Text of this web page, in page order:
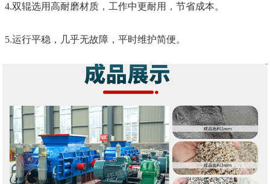
4.双辊选用高耐磨材质，工作中更耐用，节省成本。
5.运行平稳，几乎无故障，平时维护简便。